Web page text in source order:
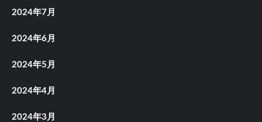
2024年7月
2024年6月
2024年5月
2024年4月
2024年3月